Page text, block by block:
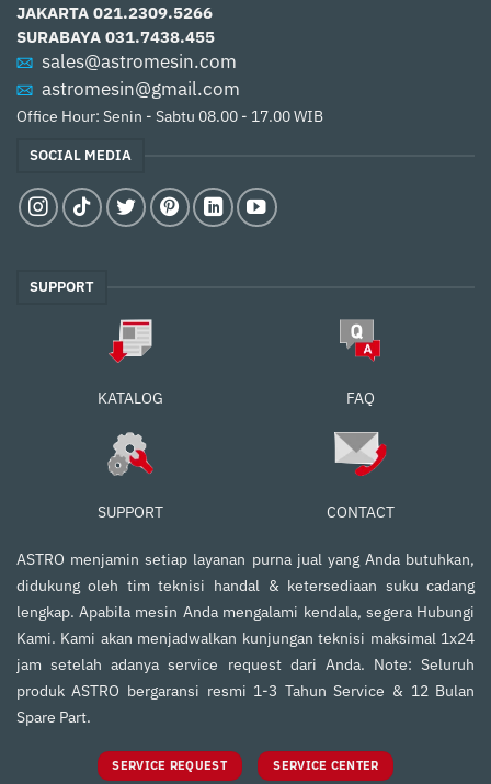
JAKARTA 021.2309.5266
SURABAYA 031.7438.455
sales@astromesin.com
astromesin@gmail.com
Office Hour: Senin - Sabtu 08.00 - 17.00 WIB
SOCIAL MEDIA
SUPPORT
KATALOG FAQ
SUPPORT CONTACT
ASTRO menjamin setiap layanan purna jual yang Anda butuhkan,
didukung oleh tim teknisi handal & ketersediaan suku cadang
lengkap. Apabila mesin Anda mengalami kendala, segera Hubungi
Kami. Kami akan menjadwalkan kunjungan teknisi maksimal 1x24
jam setelah adanya service request dari Anda. Note: Seluruh
produk ASTRO bergaransi resmi 1-3 Tahun Service & 12 Bulan
Spare Part.
SERVICE REQUEST SERVICE CENTER